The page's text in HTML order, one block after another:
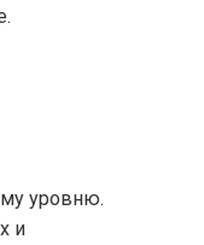
уровню.
и